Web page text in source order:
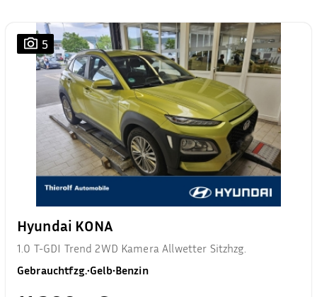
5
Hyundai KONA
1.0 T-GDI Trend 2WD Kamera Allwetter Sitzhzg.
Gebrauchtfzg.•Gelb•Benzin